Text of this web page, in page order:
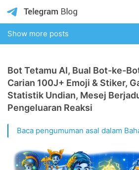
Show more posts
Bot Tetamu AI, Bual Bot-ke-
Carian 100J+ Emoji & Stiker,
Statistik Undian, Mesej
Pengeluaran Reaksi
Baca pengumuman asal dalam